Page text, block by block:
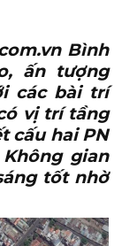
Bình
ấn tượng
các bài trí
vị trí tầng
cấu hai PN
gian
tốt nhờ